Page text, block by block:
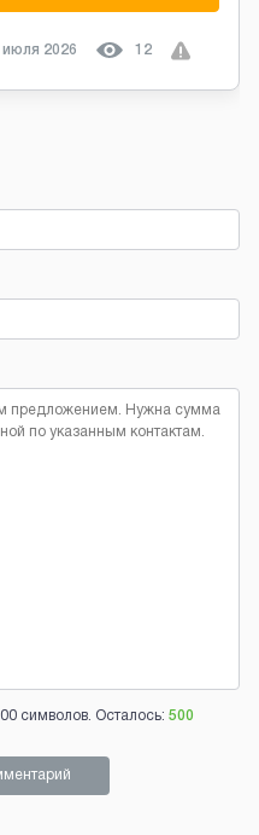
июля 2026 12
символов. Осталось: 500